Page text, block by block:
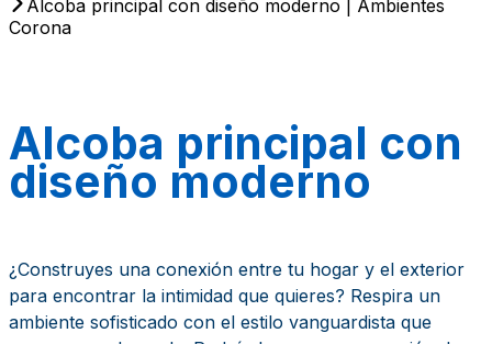
Alcoba principal con diseño moderno | Ambientes
Corona
Alcoba principal con
diseño moderno
¿Construyes una conexión entre tu hogar y el exterior
para encontrar la intimidad que quieres? Respira un
ambiente sofisticado con el estilo vanguardista que